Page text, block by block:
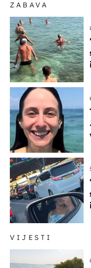
VIJESTI
ZABAVA